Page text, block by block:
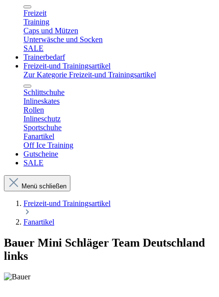
Freizeit
Training
Caps und Mützen
Unterwäsche und Socken
SALE
Trainerbedarf
Freizeit-und Trainingsartikel
Zur Kategorie Freizeit-und Trainingsartikel
Schlittschuhe
Inlineskates
Rollen
Inlineschutz
Sportschuhe
Fanartikel
Off Ice Training
Gutscheine
SALE
Menü schließen
Freizeit-und Trainingsartikel
Fanartikel
Bauer Mini Schläger Team Deutschland
links